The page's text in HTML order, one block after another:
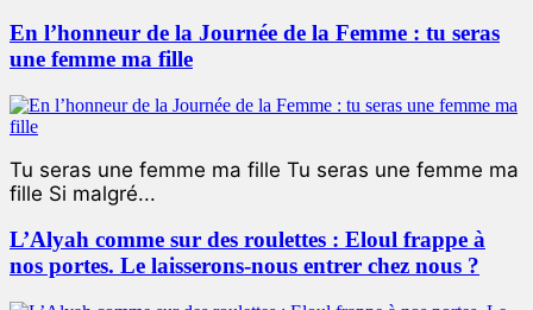
En l’honneur de la Journée de la Femme : tu seras
une femme ma fille
Tu seras une femme ma fille Tu seras une femme ma
fille Si malgré...
L’Alyah comme sur des roulettes : Eloul frappe à
nos portes. Le laisserons-nous entrer chez nous ?